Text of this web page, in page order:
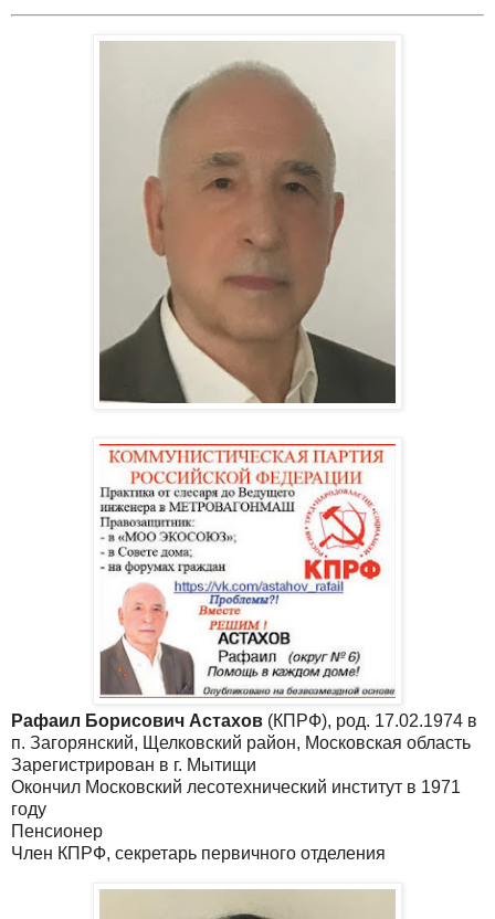
Рафаил Борисович Астахов (КПРФ), род. 17.02.1974 в
п. Загорянский, Щелковский район, Московская область
Зарегистрирован в г. Мытищи
Окончил Московский лесотехнический институт в 1971
году
Пенсионер
Член КПРФ, секретарь первичного отделения